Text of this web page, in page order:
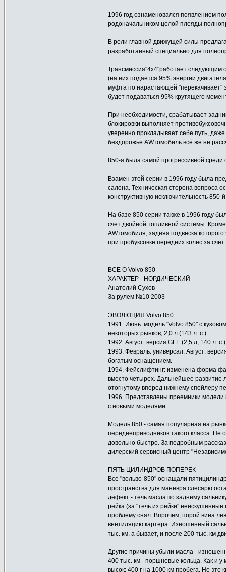
1996 год ознаменовался появлением
родоначальником целой плеяды
В роли главной движущей силы
разработанный специально для
Трансмиссия"4х4"работает следующим
(на них подается 95% энергии
муфта по нарастающей "перекачивает"
будет подаваться 95% крутящего
При необходимости, срабатывает
блокировки выполняет
уверенно прокладывает себе путь,
бездорожье AWтомобиль всё же не
850-я была самой прогрессивной
Взамен этой серии в 1996 году была
салона. Техническая сторона вопроса
конструктивную исключительность 850-
На базе 850 серии также в 1996 году
счет двойной топливной системы.
AWтомобиля, задняя подвеска
при пробуксовке передних колес за
ВСЕ О Volvo 850
ХАРАКТЕР - НОРДИЧЕСКИЙ
Анатолий Сухов
За рулем №10 2003
ЭВОЛЮЦИЯ Volvo 850
1991. Июнь: модель "Volvo 850" с
некоторых рынков, 2,0 л (143 л. с.).
1992. Август: версия GLE (2,5 л, 140 л.
1993. Февраль: универсал. Август:
богатым оснащением.
1994. Фейслифтинг: изменена форма
вместо четырех. Дальнейшее развитие
отогнутому вперед нижнему спойлеру
1996. Представлены преемники модели
с новыми моделями.
Модель 850 - самая популярная на
переднеприводников такого класса.
довольно быстро. За подробным
дилерский сервисный центр
ПЯТЬ ЦИЛИНДРОВ ПОПЕРЕК
Все "вольво-850" оснащали
пространства для маневра слесарю
дефект - течь масла по заднему
рейка (за "течь из рейки"
проблему снял. Впрочем, порой вина
вентиляцию картера. Изношенный
тыс. км, а бывает, и после 200 тыс. км
Другие причины убыли масла -
400 тыс. км - поршневые кольца. Как и у
высок: 400 г на 1000 км пробега. Но это